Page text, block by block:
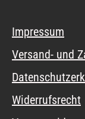
Impressum
Versand- und
Widerrufsrecht